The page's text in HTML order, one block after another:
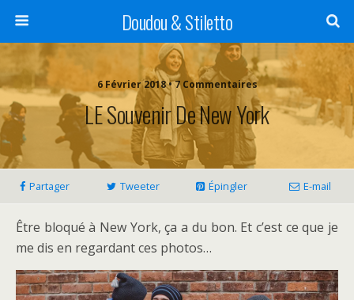
Doudou & Stiletto
6 Février 2018 • 7 Commentaires
LE Souvenir De New York
Partager Tweeter Épingler E-mail
Être bloqué à New York, ça a du bon. Et c’est ce que je
me dis en regardant ces photos…